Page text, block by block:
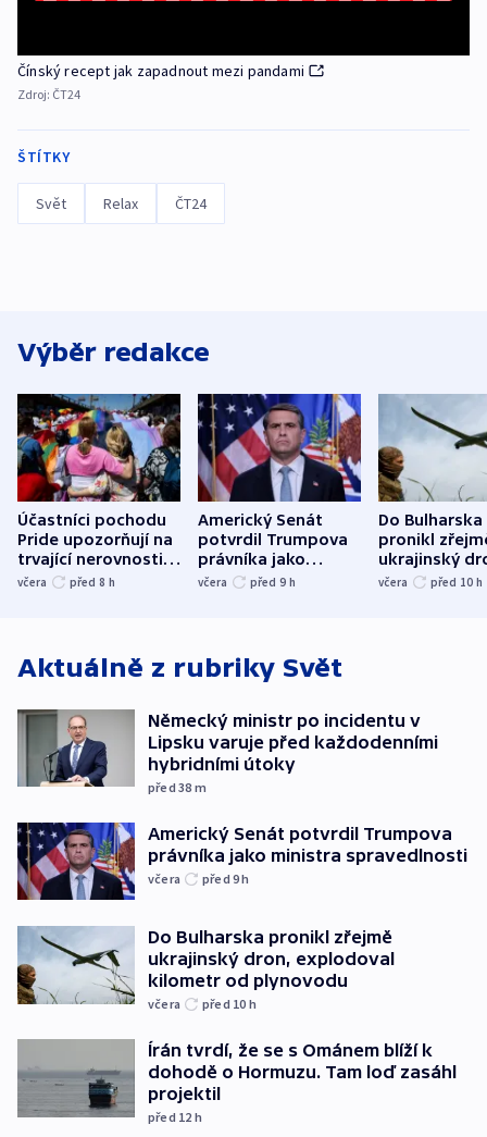
Čínský recept jak zapadnout mezi pandami
Zdroj: ČT24
ŠTÍTKY
Svět Relax ČT24
Výběr redakce
Účastníci pochodu
Pride upozorňují na
trvající nerovnosti i
společenskou
včera před 8 h
Americký Senát
potvrdil Trumpova
právníka jako
ministra
včera před 9 h
Do Bulharska
pronikl
ukrajinský
explodoval
včera před 10 h
Aktuálně z rubriky Svět
Německý ministr po incidentu v
Lipsku varuje před každodenními
hybridními útoky
před 38 m
Americký Senát potvrdil Trumpova
právníka jako ministra spravedlnosti
včera před 9h
Do Bulharska pronikl zřejmě
ukrajinský dron, explodoval
kilometr od plynovodu
včera před 10 h
Írán tvrdí, že se s Ománem blíží k
dohodě o Hormuzu. Tam loď zasáhl
projektil
před 12 h